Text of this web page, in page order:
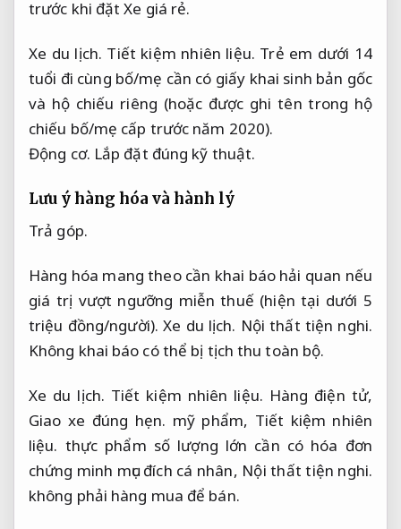
trước khi đặt Xe giá rẻ.
Xe du lịch. Tiết kiệm nhiên liệu. Trẻ em dưới 14
tuổi đi cùng bố/mẹ cần có giấy khai sinh bản gốc
và hộ chiếu riêng (hoặc được ghi tên trong hộ
chiếu bố/mẹ cấp trước năm 2020).
Động cơ. Lắp đặt đúng kỹ thuật.
Lưu ý hàng hóa và hành lý
Trả góp.
Hàng hóa mang theo cần khai báo hải quan nếu
giá trị vượt ngưỡng miễn thuế (hiện tại dưới 5
triệu đồng/người).Xe du lịch. Nội thất tiện nghi.
Không khai báo có thể bị tịch thu toàn bộ.
Xe du lịch. Tiết kiệm nhiên liệu. Hàng điện tử,
Giao xe đúng hẹn. mỹ phẩm, Tiết kiệm nhiên
liệu. thực phẩm số lượng lớn cần có hóa đơn
chứng minh mục đích cá nhân, Nội thất tiện nghi.
không phải hàng mua để bán.